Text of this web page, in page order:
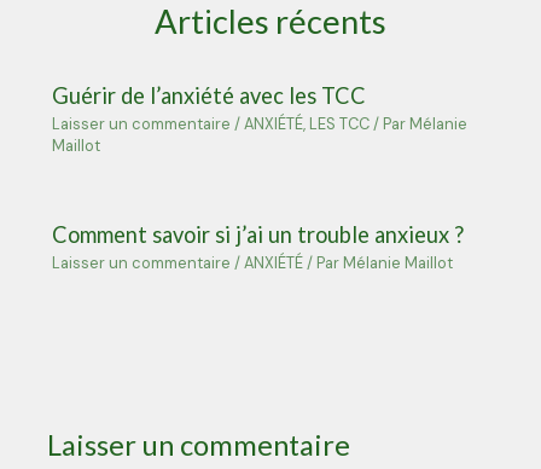
Articles récents
Guérir de l’anxiété avec les TCC
Laisser un commentaire /ANXIÉTÉ, LES TCC/ Par Mélanie
Maillot
Comment savoir si j’ai un trouble anxieux ?
Laisser un commentaire /ANXIÉTÉ/ Par Mélanie Maillot
Laisser un commentaire